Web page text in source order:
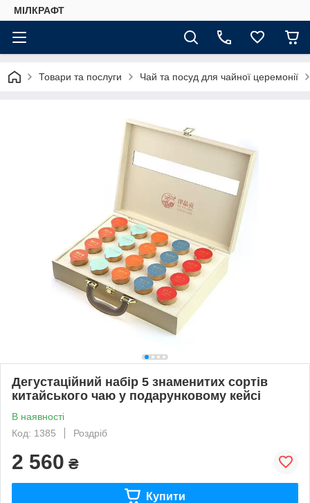
МІЛКРАФТ
Товари та послуги Чай та посуд для чайної церемонії
Дегустаційний набір 5 знаменитих сортів
китайського чаю у подарунковому кейсі
В наявності
Код: 1385
Роздріб
2 560 ₴
Купити